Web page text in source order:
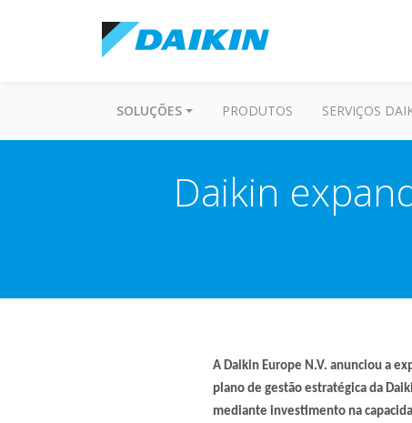
SOLUÇÕES PRODUTOS SERVIÇOS
Daikin
A Daikin Europe N.V. anunciou a
plano de gestão estratégica da
mediante investimento na